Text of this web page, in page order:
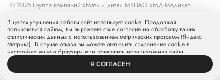
© 2026 Группа компаний «Мать и дитя» МКПАО «МД Медикал
Группу компаний «Мать и дитя».
УСЛУГИ ПРОФИЛЬ
В целях улучшения работы сайт использует cookie. Продолжая
пользоваться сайтом, вы выражаете свое согласие на обработку ваших
статистических данных с использованием метрических программ (Яндекс
Метрика). В случае отказа вы можете отключить сохранение cookie в
настройках вашего браузера или прекратить использование сайта.
Я СОГЛАСЕН